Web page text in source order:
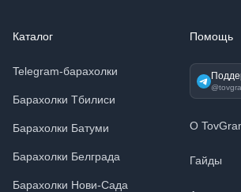
Каталог
Telegram-барахолки
Барахолки Тбилиси
Барахолки Батуми
Барахолки Белграда
Барахолки Нови-Сада
Помощь
О
Гайды